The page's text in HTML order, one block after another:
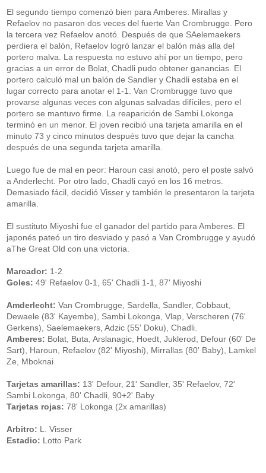
El segundo tiempo comenzó bien para Amberes: Mirallas y
Refaelov no pasaron dos veces del fuerte Van Crombrugge. Pero
la tercera vez Refaelov anotó. Después de que SAelemaekers
perdiera el balón, Refaelov logró lanzar el balón más alla del
portero malva. La respuesta no estuvo ahí por un tiempo, pero
gracias a un error de Bolat, Chadli pudo obtener ganancias. El
portero calculó mal un balón de Sandler y Chadli estaba en el
lugar correcto para anotar el 1-1. Van Crombrugge tuvo que
provarse algunas veces con algunas salvadas difíciles, pero el
portero se mantuvo firme. La reaparición de Sambi Lokonga
terminó en un menor. El joven recibió una tarjeta amarilla en el
minuto 73 y cinco minutos después tuvo que dejar la cancha
después de una segunda tarjeta amarilla.
Luego fue de mal en peor: Haroun casi anotó, pero el poste salvó
a Anderlecht. Por otro lado, Chadli cayó en los 16 metros.
Demasiado fácil, decidió Visser y también le presentaron la tarjeta
amarilla.
El sustituto Miyoshi fue el ganador del partido para Amberes. El
japonés pateó un tiro desviado y pasó a Van Crombrugge y ayudó
aThe Great Old con una victoria.
Marcador: 1-2
Goles: 49' Refaelov 0-1, 65' Chadli 1-1, 87' Miyoshi
Amderlecht: Van Crombrugge, Sardella, Sandler, Cobbaut,
Dewaele (83' Kayembe), Sambi Lokonga, Vlap, Verscheren (76'
Gerkens), Saelemaekers, Adzic (55' Doku), Chadli.
Amberes: Bolat, Buta, Arslanagic, Hoedt, Juklerod, Defour (60' De
Sart), Haroun, Refaelov (82' Miyoshi), Mirrallas (80' Baby), Lamkel
Ze, Mboknai
Tarjetas amarillas: 13' Defour, 21' Sandler, 35' Refaelov, 72'
Sambi Lokonga, 80' Chadli, 90+2' Baby
Tarjetas rojas: 78' Lokonga (2x amarillas)
Arbitro: L. Visser
Estadio: Lotto Park